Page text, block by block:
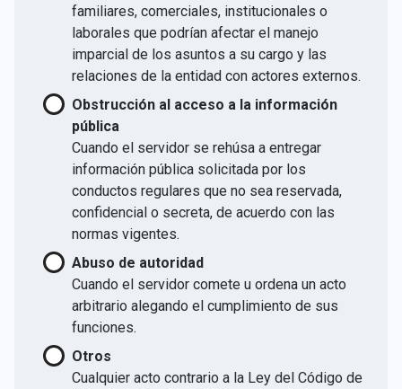
familiares, comerciales, institucionales o
laborales que podrían afectar el manejo
imparcial de los asuntos a su cargo y las
relaciones de la entidad con actores externos.
Obstrucción al acceso a la información
pública
Cuando el servidor se rehúsa a entregar
información pública solicitada por los
conductos regulares que no sea reservada,
confidencial o secreta, de acuerdo con las
normas vigentes.
Abuso de autoridad
Cuando el servidor comete u ordena un acto
arbitrario alegando el cumplimiento de sus
funciones.
Otros
Cualquier acto contrario a la Ley del Código de